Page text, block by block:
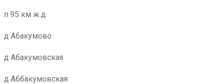
п 95 км ж.д.
д Абакумово
д Абакумовская
д Аббакумовская